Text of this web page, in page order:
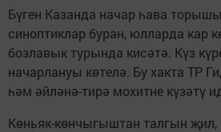
Бүген Казанда начар һава
синоптиклар буран, юлларда кар
бозлавык турында кисәтә. Күз
начарлануы көтелә. Бу хакта ТР
һәм әйләнә-тирә мохитне күзәтү
Көньяк-көнчыгыштан талгын җил,